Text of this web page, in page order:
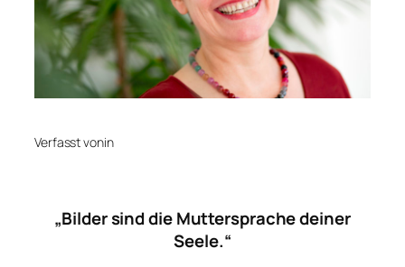
Verfasst vonin
„Bilder sind die Muttersprache deiner
Seele.“